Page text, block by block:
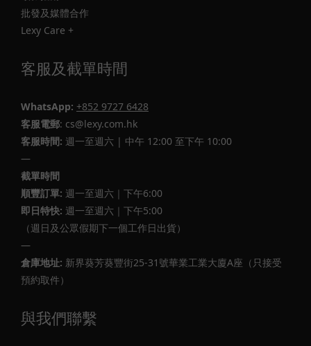
批發及媒體合作
Lexy Care +
客服及截單時間
WhatsApp: +852 9727 6428
客服電郵: cs@lexy.com.hk
客服時間: 週一至週六 | 中午 12:00 至下午 10:00
—
截單時間
順豐訂單: 週一至週六｜下午6:00
即日特快: 週一至週六｜下午5:00
（週日及公眾假期下一個工作日出貨）
—
倉庫地址: 新界葵芳葵豐街25-31號華業工業大廈A座（只接受
預約取件）
與我們聯繫